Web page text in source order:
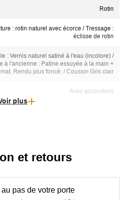
Rotin
: rotin naturel avec écorce / Tressage :
éclisse de rotin
: Vernis naturel satiné à l'eau (incolore) /
à l'ancienne : Patine essuyée à la main +
Rendu plus foncé. / Coussin Gris clair
Avec accoudoirs
plus
et retours
pas de votre porte